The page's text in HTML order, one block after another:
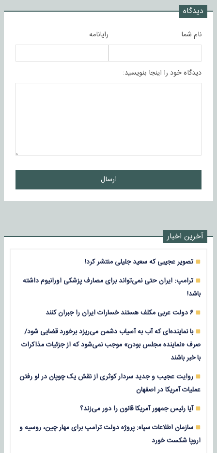
دیدگاه
نام شما رایانامه
دیدگاه خود را اینجا بنویسید:
ارسال
آخرین اخبار
تصویر عجیبی که سعید جلیلی منتشر کرد!
ترامپ: ایران حتی نمی‌تواند برای مصارف پزشکی اورانیوم داشته
باشد!
۶ دولت عربی مکلف هستند خسارات ایران را جبران کنند
با نماینده‌ای که آب به آسیاب دشمن می‌ریزد برخورد قضایی شود/
صرف «نماینده مجلس بودن» موجب نمی‌شود که از جزئیات مذاکرات
با خبر باشند
روایت عجیب و جدید سردار کوثری از نقش یک چوپان در لو رفتن
عملیات آمریکا در اصفهان
آیا رئیس جمهور آمریکا قانون را دور می‌زند؟
سازمان اطلاعات سپاه: پروژه دولت ترامپ برای مهار چین، روسیه و
اروپا شکست خورد